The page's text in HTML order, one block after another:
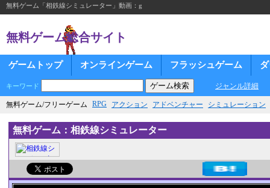
無料ゲーム「相鉄線シミュレーター」動画：g
無料ゲーム総合サイト
ゲームトップ オンラインゲーム フラッシュゲーム
キーワード ジャンル詳細
無料ゲーム/フリーゲーム RPG アクション アドベンチャー シミュレーション
無料ゲーム：相鉄線シミュレーター